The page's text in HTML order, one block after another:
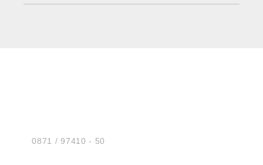
Tel.:0871 / 97410 - 50